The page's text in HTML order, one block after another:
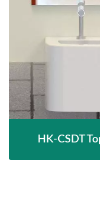
HK-CSDT